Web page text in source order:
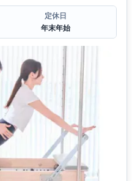
定休日
年末年始